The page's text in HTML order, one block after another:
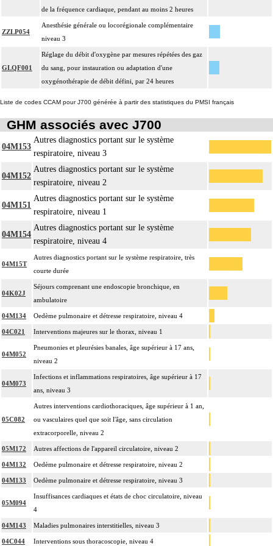
de la fréquence cardiaque, pendant au moins 2 heures
ZZLP054
Anesthésie générale ou locorégionale complémentaire
niveau 3
GLQF001
Réglage du débit d'oxygène par mesures répétées des gaz
du sang, pour instauration ou adaptation d'une
oxygénothérapie de débit défini, par 24 heures
Liste de codes CCAM pour J700 générée à partir des statistiques du PMSI français
GHM associés avec J700
04M153
Autres diagnostics portant sur le système
respiratoire, niveau 3
04M152
Autres diagnostics portant sur le système
respiratoire, niveau 2
04M151
Autres diagnostics portant sur le système
respiratoire, niveau 1
04M154
Autres diagnostics portant sur le système
respiratoire, niveau 4
04M15T
Autres diagnostics portant sur le système respiratoire, très
courte durée
04K02J
Séjours comprenant une endoscopie bronchique, en
ambulatoire
04M134 Oedème pulmonaire et détresse respiratoire, niveau 4
04C021 Interventions majeures sur le thorax, niveau 1
04M052
Pneumonies et pleurésies banales, âge supérieur à 17 ans,
niveau 2
04M073
Infections et inflammations respiratoires, âge supérieur à 17
ans, niveau 3
05C082
Autres interventions cardiothoraciques, âge supérieur à 1 an,
ou vasculaires quel que soit l'âge, sans circulation
extracorporelle, niveau 2
05M172 Autres affections de l'appareil circulatoire, niveau 2
04M132 Oedème pulmonaire et détresse respiratoire, niveau 2
04M133 Oedème pulmonaire et détresse respiratoire, niveau 3
05M094
Insuffisances cardiaques et états de choc circulatoire, niveau
4
04M143 Maladies pulmonaires interstitielles, niveau 3
04C044 Interventions sous thoracoscopie, niveau 4